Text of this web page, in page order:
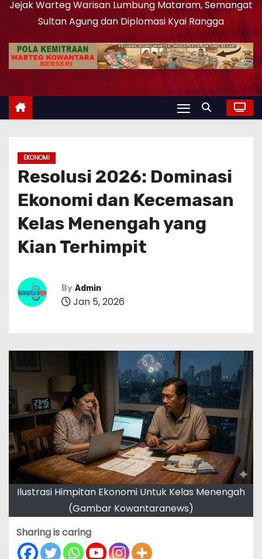
Jejak Warteg Warisan Lumbung Mataram, Semangat
Sultan Agung dan Diplomasi Kyai Rangga
EKONOMI
Resolusi 2026: Dominasi
Ekonomi dan Kecemasan
Kelas Menengah yang
Kian Terhimpit
By Admin
Jan 5, 2026
Ilustrasi Himpitan Ekonomi Untuk Kelas Menengah
(Gambar Kowantaranews)
Sharing is caring